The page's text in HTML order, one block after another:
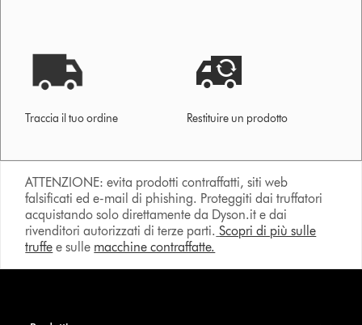
Traccia il tuo ordine Restituire un prodotto
ATTENZIONE: evita prodotti contraffatti, siti web
falsificati ed e-mail di phishing. Proteggiti dai truffatori
acquistando solo direttamente da Dyson.it e dai
rivenditori autorizzati di terze parti. Scopri di più sulle
truffe e sulle macchine contraffatte.